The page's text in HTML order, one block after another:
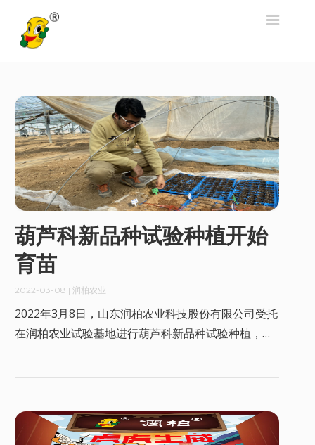
葫芦科新品种试验种植开始
育苗
2022-03-08 | 润柏农业
2022年3月8日，山东润柏农业科技股份有限公司受托
在润柏农业试验基地进行葫芦科新品种试验种植，西